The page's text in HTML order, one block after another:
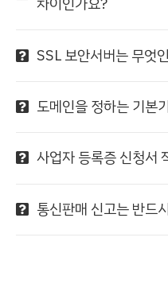
SSL 보안서버는 무엇
도메인을 정하는 기본
사업자 등록증 신청서
통신판매 신고는 반드